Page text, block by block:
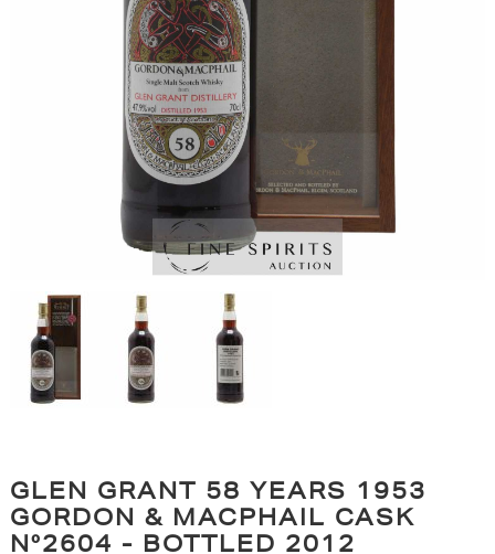
GLEN GRANT 58 YEARS 1953
GORDON & MACPHAIL CASK
N°2604 - BOTTLED 2012